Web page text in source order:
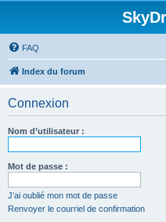
FAQ
Index du forum
Connexion
Nom d’utilisateur :
Mot de passe :
J’ai oublié mon mot de passe
Renvoyer le courriel de confirmation